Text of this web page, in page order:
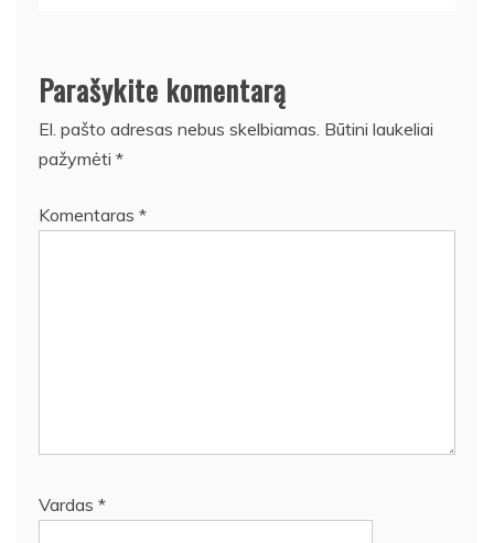
Parašykite komentarą
El. pašto adresas nebus skelbiamas. Būtini laukeliai
pažymėti *
Komentaras *
Vardas *